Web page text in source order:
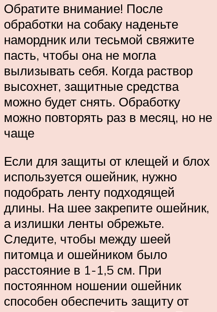
Обратите внимание! После
обработки на собаку наденьте
намордник или тесьмой свяжите
пасть, чтобы она не могла
вылизывать себя. Когда раствор
высохнет, защитные средства
можно будет снять. Обработку
можно повторять раз в месяц, но не
чаще
Если для защиты от клещей и блох
используется ошейник, нужно
подобрать ленту подходящей
длины. На шее закрепите ошейник,
а излишки ленты обрежьте.
Следите, чтобы между шеей
питомца и ошейником было
расстояние в 1-1,5 см. При
постоянном ношении ошейник
способен обеспечить защиту от